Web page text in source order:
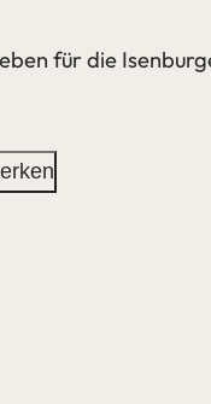
für die